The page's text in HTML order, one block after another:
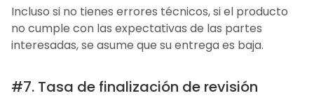
Incluso si no tienes errores técnicos, si el producto
no cumple con las expectativas de las partes
interesadas, se asume que su entrega es baja.
#7. Tasa de finalización de revisión